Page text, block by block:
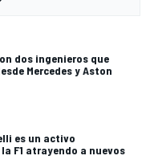
dos ingenieros que
Mercedes y Aston
es un activo
F1 atrayendo a nuevos